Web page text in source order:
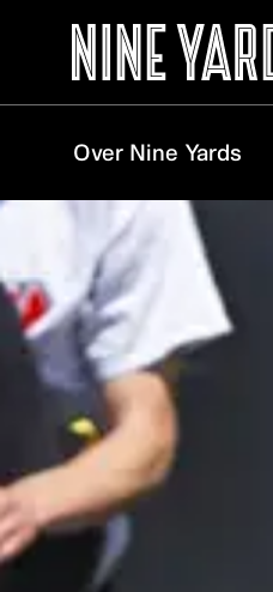
Over Nine Yards